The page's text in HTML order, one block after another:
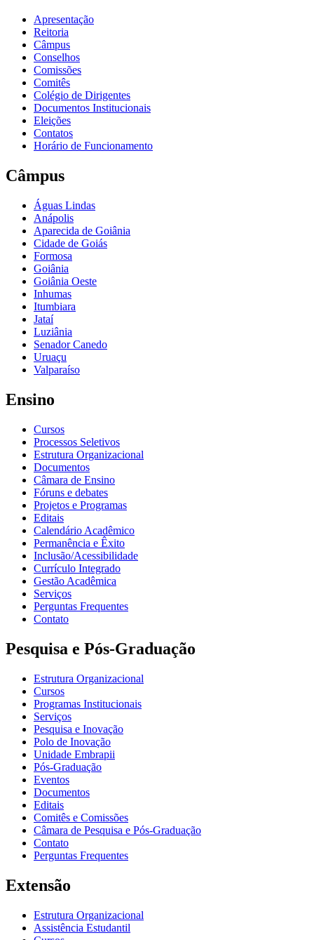
Apresentação
Reitoria
Câmpus
Conselhos
Comissões
Comitês
Colégio de Dirigentes
Documentos Institucionais
Eleições
Contatos
Horário de Funcionamento
Câmpus
Águas Lindas
Anápolis
Aparecida de Goiânia
Cidade de Goiás
Formosa
Goiânia
Goiânia Oeste
Inhumas
Itumbiara
Jataí
Luziânia
Senador Canedo
Uruaçu
Valparaíso
Ensino
Cursos
Processos Seletivos
Estrutura Organizacional
Documentos
Câmara de Ensino
Fóruns e debates
Projetos e Programas
Editais
Calendário Acadêmico
Permanência e Êxito
Inclusão/Acessibilidade
Currículo Integrado
Gestão Acadêmica
Serviços
Perguntas Frequentes
Contato
Pesquisa e Pós-Graduação
Estrutura Organizacional
Cursos
Programas Institucionais
Serviços
Pesquisa e Inovação
Polo de Inovação
Unidade Embrapii
Pós-Graduação
Eventos
Documentos
Editais
Comitês e Comissões
Câmara de Pesquisa e Pós-Graduação
Contato
Perguntas Frequentes
Extensão
Estrutura Organizacional
Assistência Estudantil